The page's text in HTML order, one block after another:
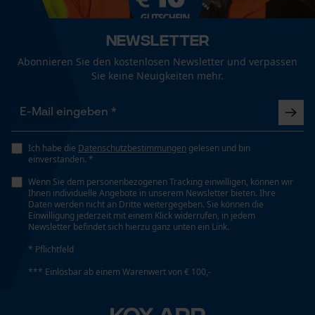
Ganzjahresartikel
Lieferumfang
1 x Kopfschutz Kombination PROTOS® Integral Forest
mit Ätzmetallvisier
Motiv
Caribou-Logo
Zweifarbig
PROTOS® Forsthelm / Schutzhelm mit Gehörschutz und
Visier Integral Forest Blau/Gelb
Tja was soll man zum Protos Helm noch sagen
ist wirklich mit das beste was man sich kaufen
kann um seinen Kopf zu schützen ! Ich
Persönlich will nichts anderes mehr !! Sicher der
kann sagen das er es Wert ist!! Es ist einfach ein
gut durchdachtes Produkt das sehr angenehm
zu Tragen und auf jeden Benutzer Individuell
Einstellbar ist ,um den best Möglichen
Tragekomfort zu Gewährleisten Klare Kauf
Newsletter
Abonnieren Sie den kostenlosen Newsletter und verpassen
Sie keine Neuigkeiten mehr.
Ich habe die Datenschutzbestimmungen gelesen und bin
einverstanden. *
Wenn Sie dem personenbezogenen Tracking einwilligen, können wir
Ihnen individuelle Angebote in unserem Newsletter bieten. Ihre
Daten werden nicht an Dritte weitergegeben. Sie können die
Einwilligung jederzeit mit einem Klick widerrufen, in jedem
Newsletter befindet sich hierzu ganz unten ein Link.
* Pflichtfeld
*** Einlösbar ab einem Warenwert von € 100,-
Fact-Finder Tracking
Funktionale Cookies
Personalisierte Startseite
Persönliche Begrüßung
Geo-IP und User Detection
YouTube-Videos
Kontaktaufnahme per Chat